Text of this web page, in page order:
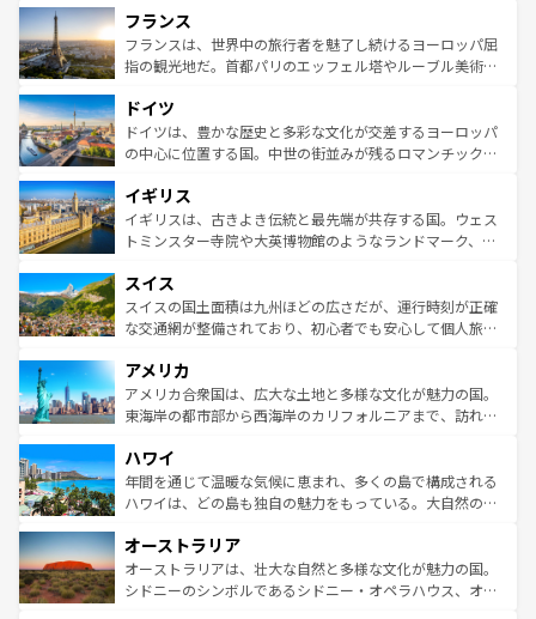
ませてくれるイタリアで、忘れられない旅をしてみよう！
なお、新着のイタリア情報はコンテンツ一覧 を参照してほ
しい。
文化が根付くこの国では、情熱的なフラメンコ、熱気あふ
れる闘牛、そして美味しいタパスが生活の一部となってい
る。首都マドリードの洗練された雰囲気や、バルセロナの
の城塞都市、穏やかなビーチリゾートまで多彩な表情を見
せる。地方によって風土や気候が異なるスペインはその個
性で訪れる人を魅了する。 なお、新着のスペイン情報はコ
フランス
フランスは、世界中の旅行者を魅了し続けるヨーロッパ屈
指の観光地だ。首都パリのエッフェル塔やルーブル美術館
で、幅広い魅力が詰まっている。華麗な宮殿、歴史的な大
聖堂、美しいビーチ、そして豊かな自然が、訪れる者を心
から魅了する。また、フランスは美食の国としても知ら
いる。シャンパンの発祥地であるランス、プロヴァンスの
香り高いラベンダー畑など、多彩な楽しみ方が可能だ。さ
らに、パリ以外の地域にも魅力が溢れており、どの街角に
れる地方に足を運ぶとそれぞれで全く異なる文化を体験で
きるだろう。 なお、新着のフランス情報はコンテンツ一覧
を参照してほしい。
ドイツ
ドイツは、豊かな歴史と多彩な文化が交差するヨーロッパ
の中心に位置する国。中世の街並みが残るロマンチック街
顔を持つこの国は、どこを歩いても飽きることがない。ベ
ルリンの文化的活気、バイエルン州のアルプスの絶景、そ
してライン川沿いのワイン畑といった風景は必見。ビール
は、お酒好きな人にはぜひ体験してほしい。 なお、新着の
ドイツ情報はコンテンツ一覧を参照してほしい。
イギリス
イギリスは、古きよき伝統と最先端が共存する国。ウェス
トミンスター寺院や大英博物館のようなランドマーク、歴
リアごとに異なる魅力がある。また、優雅なアフタヌーン
ティー、ビール好きにはたまらない英国パブ、サッカー観
戦など、本場だからこそできる体験も豊富。イギリスを旅
ンツ一覧を参照してほしい。
スイス
スイスの国土面積は九州ほどの広さだが、運行時刻が正確
な交通網が整備されており、初心者でも安心して個人旅行
の建物がそのまま残る町や、スイスならではのユニークな
博物館もあり、アルプス観光だけでなく町歩きも満喫する
ことができる。国民の所得が高いため物価も高いが、旅行
ば市内交通費無料で観光を楽しむこともできる。 なお、新
着のスイス情報はコンテンツ一覧 を参照してほしい。
アメリカ
アメリカ合衆国は、広大な土地と多様な文化が魅力の国。
東海岸の都市部から西海岸のカリフォルニアまで、訪れる
のような巨大都市は、観光、ショッピング、エンターテイ
ンメントが詰まった刺激的なスポットだ。一方、アメリカ
西部には大自然が広がり、グランドキャニオンやイエロー
部のニューオーリンズでは、音楽と美食が融合した独特の
文化が魅力。旅行者はアメリカの各地域で異なる魅力を楽
しみながら、その多様性と豊かな歴史を感じることができ
ハワイ
年間を通じて温暖な気候に恵まれ、多くの島で構成される
ハワイは、どの島も独自の魅力をもっている。大自然の神
ワイ島は見逃せない。また、定番の観光地といえばオアフ
島だが、静かな自然を求めるならマウイ島やカウアイ島が
おすすめ。エメラルドグリーンに輝く海をはじめ、豊かな
オーストラリア
オーストラリアは、壮大な自然と多様な文化が魅力の国。
シドニーのシンボルであるシドニー・オペラハウス、オー